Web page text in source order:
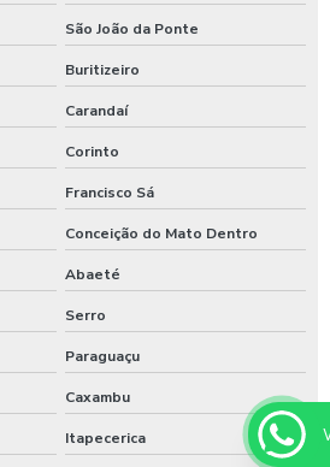
de água
de efluente
fichas
moedas
pix
pix
ficha
São João da Ponte
Buritizeiro
Carandaí
Corinto
Francisco Sá
Conceição do Mato Dentro
Abaeté
Serro
Paraguaçu
Caxambu
Itapecerica